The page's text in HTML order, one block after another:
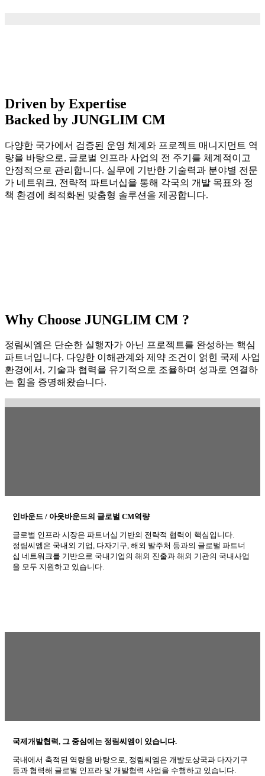
Driven by Expertise
Backed by JUNGLIM CM
다양한 국가에서 검증된 운영 체계와 프로젝트 매니지먼트 역
량을 바탕으로, 글로벌 인프라 사업의 전 주기를 체계적이고
안정적으로 관리합니다. 실무에 기반한 기술력과 분야별 전문
가 네트워크, 전략적 파트너십을 통해 각국의 개발 목표와 정
책 환경에 최적화된 맞춤형 솔루션을 제공합니다.
Why Choose JUNGLIM CM ?
정림씨엠은 단순한 실행자가 아닌 프로젝트를 완성하는 핵심
파트너입니다. 다양한 이해관계와 제약 조건이 얽힌 국제 사업
환경에서, 기술과 협력을 유기적으로 조율하며 성과로 연결하
는 힘을 증명해왔습니다.
인바운드 / 아웃바운드의 글로벌 CM역량
글로벌 인프라 시장은 파트너십 기반의 전략적 협력이 핵심입니다.
정림씨엠은 국내외 기업, 다자기구, 해외 발주처 등과의 글로벌 파트너
십 네트워크를 기반으로 국내기업의 해외 진출과 해외 기관의 국내사업
을 모두 지원하고 있습니다.
국제개발협력, 그 중심에는 정림씨엠이 있습니다.
국내에서 축적된 역량을 바탕으로, 정림씨엠은 개발도상국과 다자기구
등과 협력해 글로벌 인프라 및 개발협력 사업을 수행하고 있습니다.